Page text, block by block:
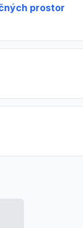
prostor